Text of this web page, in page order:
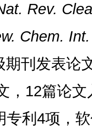
Rev.
Chem.
期刊发表论
，12篇论
专利4项，